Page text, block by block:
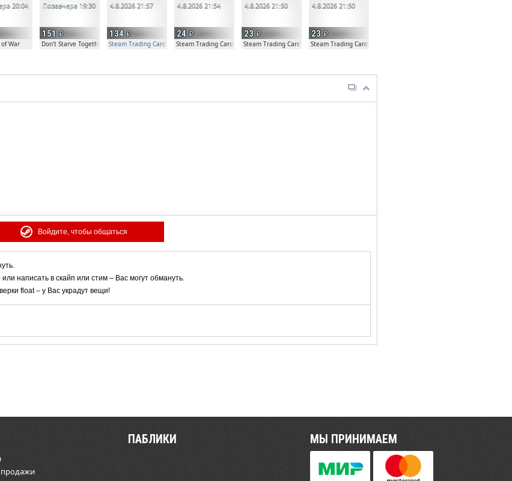
20:04
War
151
Позавчера 19:30
Don't Starve Together
134
4.8.2026 21:57
Steam Trading Card Beta Access - Extra Copy
24
4.8.2026 21:54
Steam Trading Card Beta
23
4.8.2026 21:50
Steam Trading Card Beta
23
4.8.2026 21:50
Steam Trading Card Beta
Войдите, чтобы общаться
написать в скайп или стим – Вас могут обмануть.
float – у Вас украдут вещи!
продажи
ПАБЛИКИ МЫ ПРИНИМАЕМ